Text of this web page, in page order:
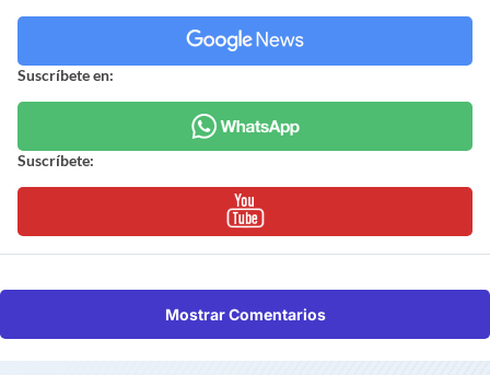
Suscríbete en:
Suscríbete:
Mostrar Comentarios